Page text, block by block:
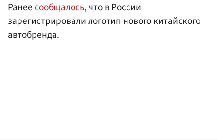
Ранеесообщалось, что в России
зарегистрировали логотип нового китайского
автобренда.